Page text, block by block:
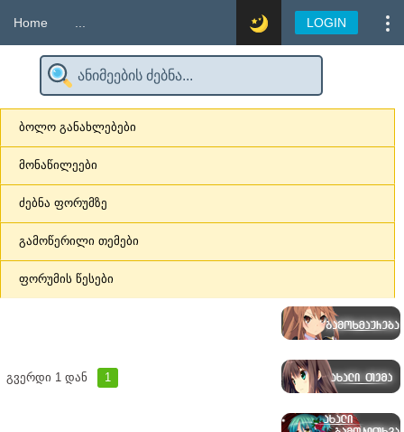
Home LOGIN
ბოლო განახლებები
მონაწილეები
ძებნა ფორუმზე
გამოწერილი თემები
ფორუმის წესები
გვერდი 1 დან 1